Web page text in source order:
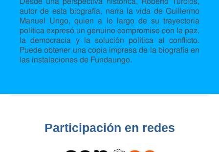
autor de esta biografía, narra la vida de Guillermo
Manuel Ungo, quien a lo largo de su trayectoria
política expresó un genuino compromiso con la paz,
la democracia y la solución política al conflicto.
Puede obtener una copia impresa de la biografía en
las instalaciones de Fundaungo.
Participación en redes